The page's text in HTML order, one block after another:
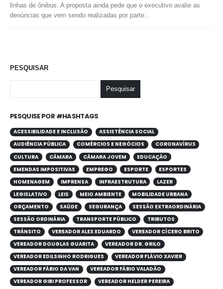
linhas de ônibus. A proposta ainda pede que o executivo avalie as
denúncias que vem sendo realizadas por parte...
PESQUISAR
Pesquisar
PESQUISE POR #HASHTAGS
ACESSIBILIDADE E INCLUSÃO
ASSISTÊNCIA SOCIAL
AUDIÊNCIA PÚBLICA
COMÉRCIOS E NEGÓCIOS
CORONAVÍRUS
CULTURA
CÂMARA CÂMARA JOVEM
EDUCAÇÃO
EMENDAS IMPOSITIVAS
EMPREGO ESPORTE
ESPORTES
HOMENAGEM
IMPRENSA INFRAESTRUTURA
LAZER
LEGISLATIVO
LEIS MEIO AMBIENTE
MOBILIDADE URBANA
ORÇAMENTO
SAÚDE SEGURANÇA
SESSÃO EXTRAORDINÁRIA
SESSÃO ORDINÁRIA
TRANSPORTE PÚBLICO
TRIBUTOS
TRÂNSITO
VEREADOR ALEX EDUARDO
VEREADOR CÍCERO BRITO
VEREADOR DOUGLAS GUARITA
VEREADOR DR. GRILO
VEREADOR EDILSINHO RODRIGUES
VEREADOR FLÁVIO XAVIER
VEREADOR FÁBIO DA VAN
VEREADOR FÁBIO VALADÃO
VEREADOR GIBI PROFESSOR
VEREADOR HELDER PEREIRA